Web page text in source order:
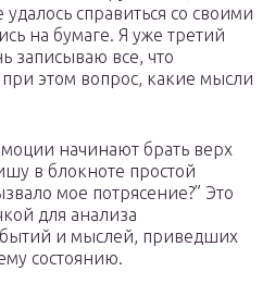
справиться со своими
на бумаге. Я уже третий
записываю все, что
при этом вопрос, какие мысли
начинают брать верх
в блокноте простой
мое потрясение?” Это
для анализа
и мыслей, приведших
состоянию.